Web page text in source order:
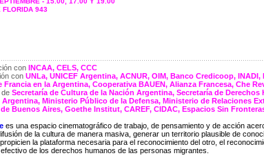
FLORIDA 943
conINCAA, CELS, CCC
con UNLa, UNICEF Argentina, ACNUR, OIM, Banco Credicoop,
Francia en la Argentina, Cooperativa BAUEN, Alianza Francesa, Che
de Secretaría de Cultura de la Nación Argentina, Secretaría de
Argentina, Ministerio Público de la Defensa, Ministerio de Relaciones
Buenos Aires, Goethe Institut, CAREF, CIDAC, Espacios Sin
es una espacio cinematográfico de trabajo, de pensamiento y de acción
de la cultura de manera masiva, generar un territorio plausible de
la plataforma necesaria para el reconocimiento del otro, el
de los derechos humanos de las personas migrantes.